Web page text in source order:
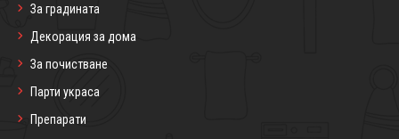
За градината
Декорация за дома
За почистване
Парти украса
Препарати